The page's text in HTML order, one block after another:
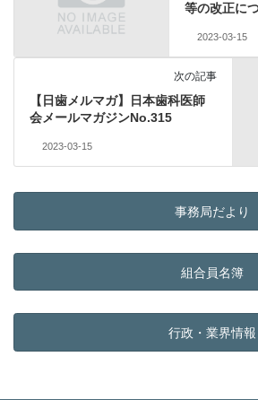
等の改正に
2023-03-15
次の記事
【日歯メルマガ】日本歯科医師
会メールマガジンNo.315
2023-03-15
事務局だより
組合員名簿
行政・業界情報